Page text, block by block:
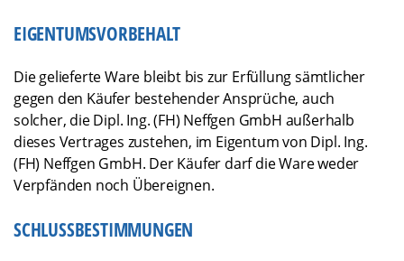
EIGENTUMSVORBEHALT
Die gelieferte Ware bleibt bis zur Erfüllung sämtlicher
gegen den Käufer bestehender Ansprüche, auch
solcher, die Dipl. Ing. (FH) Neffgen GmbH außerhalb
dieses Vertrages zustehen, im Eigentum von Dipl. Ing.
(FH) Neffgen GmbH. Der Käufer darf die Ware weder
Verpfänden noch Übereignen.
SCHLUSSBESTIMMUNGEN